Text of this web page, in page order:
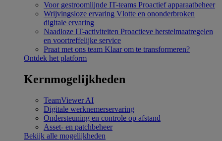
Voor gestroomlijnde IT-teams Proactief apparaatbeheer
Wrijvingsloze ervaring Vlotte en ononderbroken
digitale ervaring
Naadloze IT-activiteiten Proactieve herstelmaatregelen
en voortreffelijke service
Praat met ons team Klaar om te transformeren?
Ontdek het platform
Kernmogelijkheden
TeamViewer AI
Digitale werknemerservaring
Ondersteuning en controle op afstand
Asset- en patchbeheer
Bekijk alle mogelijkheden